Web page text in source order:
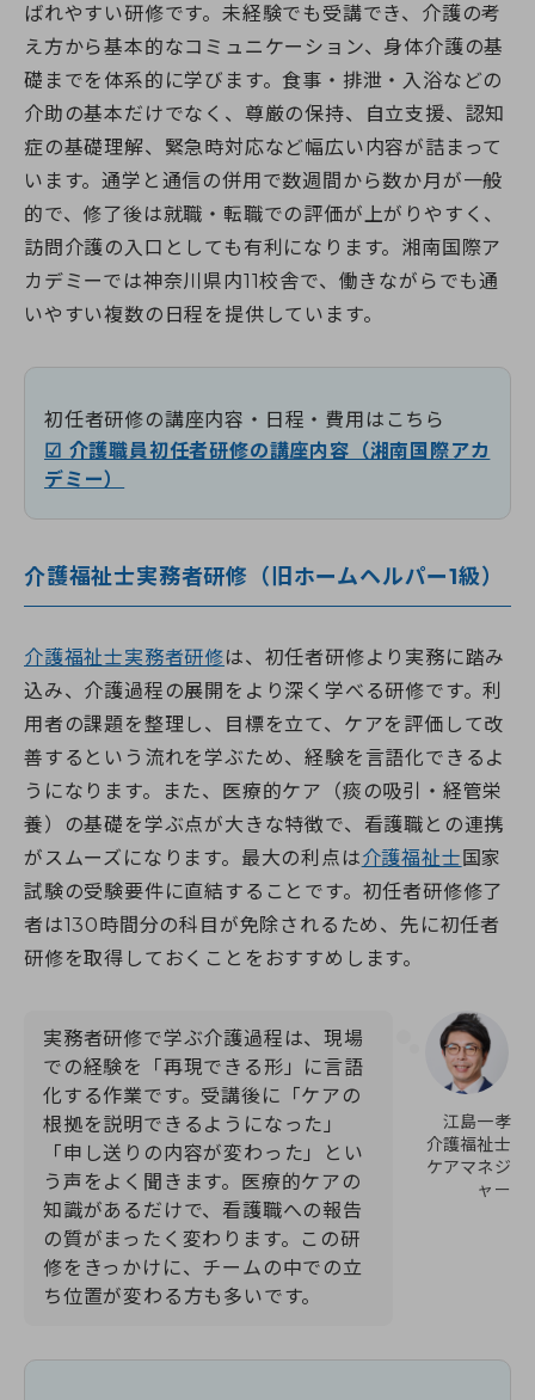
ばれやすい研修です。未経験でも受講でき、介護の考
え方から基本的なコミュニケーション、身体介護の基
礎までを体系的に学びます。食事・排泄・入浴などの
介助の基本だけでなく、尊厳の保持、自立支援、認知
症の基礎理解、緊急時対応など幅広い内容が詰まって
います。通学と通信の併用で数週間から数か月が一般
的で、修了後は就職・転職での評価が上がりやすく、
訪問介護の入口としても有利になります。湘南国際ア
カデミーでは神奈川県内11校舎で、働きながらでも通
いやすい複数の日程を提供しています。
初任者研修の講座内容・日程・費用はこちら
☑ 介護職員初任者研修の講座内容（湘南国際アカ
デミー）
介護福祉士実務者研修（旧ホームヘルパー1級）
介護福祉士実務者研修は、初任者研修より実務に踏み
込み、介護過程の展開をより深く学べる研修です。利
用者の課題を整理し、目標を立て、ケアを評価して改
善するという流れを学ぶため、経験を言語化できるよ
うになります。また、医療的ケア（痰の吸引・経管栄
養）の基礎を学ぶ点が大きな特徴で、看護職との連携
がスムーズになります。最大の利点は介護福祉士 国家
試験の受験要件に直結することです。初任者研修修了
者は130時間分の科目が免除されるため、先に初任者
研修を取得しておくことをおすすめします。
江島一孝
介護福祉士
ケアマネジ
ャー
実務者研修で学ぶ介護過程は、現場
での経験を「再現できる形」に言語
化する作業です。受講後に「ケアの
根拠を説明できるようになった」
「申し送りの内容が変わった」とい
う声をよく聞きます。医療的ケアの
知識があるだけで、看護職への報告
の質がまったく変わります。この研
修をきっかけに、チームの中での立
ち位置が変わる方も多いです。